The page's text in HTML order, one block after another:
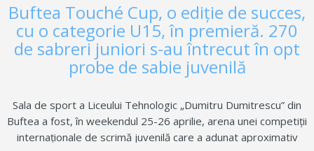
Buftea Touché Cup, o ediţie de succes,
cu o categorie U15, în premieră. 270
de sabreri juniori s-au întrecut în opt
probe de sabie juvenilă
Sala de sport a Liceului Tehnologic „Dumitru Dumitrescu” din
Buftea a fost, în weekendul 25-26 aprilie, arena unei competiții
internaționale de scrimă juvenilă care a adunat aproximativ